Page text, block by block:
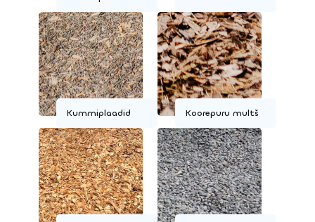
Kummiplaadid Koorepuru multš